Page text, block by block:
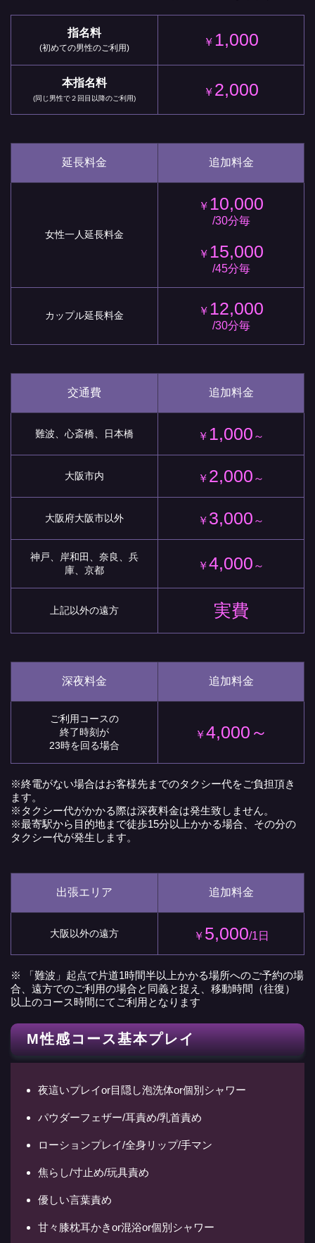
指名料
(初めての男性のご利用) ￥ 1,000
本指名料
(同じ男性で２回目以降のご利用)
￥ 2,000
延長料金 追加料金
女性一人延長料金
￥ 10,000
/30分毎
￥ 15,000
/45分毎
カップル延長料金 ￥ 12,000
/30分毎
交通費 追加料金
難波、心斎橋、日本橋 ￥ 1,000 ～
大阪市内 ￥ 2,000 ～
大阪府大阪市以外 ￥ 3,000 ～
神戸、岸和田、奈良、兵
庫、京都
￥4,000 ～
上記以外の遠方 実費
深夜料金 追加料金
ご利用コースの
終了時刻が
23時を回る場合
￥4,000～
※終電がない場合はお客様先までのタクシー代をご負担頂き
ます。
※タクシー代がかかる際は深夜料金は発生致しません。
※最寄駅から目的地まで徒歩15分以上かかる場合、その分の
タクシー代が発生します。
出張エリア 追加料金
大阪以外の遠方 ￥ 5,000/1日
※ 「難波」起点で片道1時間半以上かかる場所へのご予約の場
合、遠方でのご利用の場合と同義と捉え、移動時間（往復）
以上のコース時間にてご利用となります
M性感コース基本プレイ
夜這いプレイor目隠し泡洗体or個別シャワー
パウダーフェザー/耳責め/乳首責め
ローションプレイ/全身リップ/手マン
焦らし/寸止め/玩具責め
優しい言葉責め
甘々膝枕耳かきor混浴or個別シャワー